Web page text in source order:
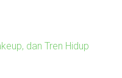
dan Tren Hidup